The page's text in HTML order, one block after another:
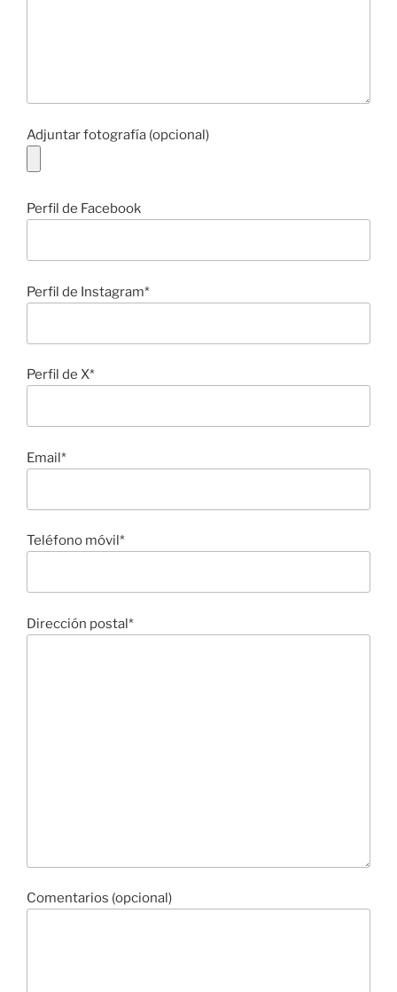
Adjuntar fotografía (opcional)
Perfil de Facebook
Perfil de Instagram*
Perfil de X*
Email*
Teléfono móvil*
Dirección postal*
Comentarios (opcional)